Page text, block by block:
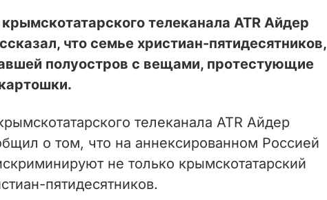
телеканала ATR Айдер
что семье христиан-пятидесятников,
полуостров с вещами, протестующие
телеканала ATR Айдер
о том, что на аннексированном Россией
не только крымскотатарский
пятидесятников.